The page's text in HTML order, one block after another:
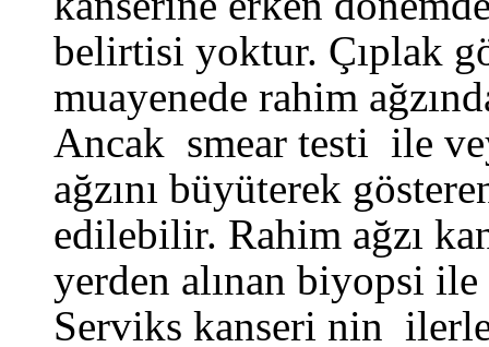
belirtisi yoktur. Çıplak
muayenede rahim
Ancak smear testi ile
ağzını büyüterek
edilebilir. Rahim ağzı
yerden alınan biyopsi
Serviks kanseri nin